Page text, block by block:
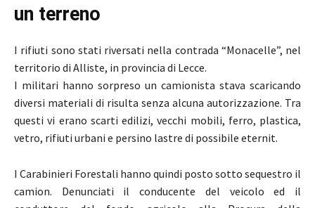
un terreno
I rifiuti sono stati riversati nella contrada “Monacelle”, nel
territorio di Alliste, in provincia di Lecce.
I militari hanno sorpreso un camionista stava scaricando
diversi materiali di risulta senza alcuna autorizzazione. Tra
questi vi erano scarti edilizi, vecchi mobili, ferro, plastica,
vetro, rifiuti urbani e persino lastre di possibile eternit.
I Carabinieri Forestali hanno quindi posto sotto sequestro il
camion. Denunciati il conducente del veicolo ed il